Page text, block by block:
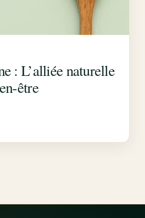
: L’alliée naturelle
être